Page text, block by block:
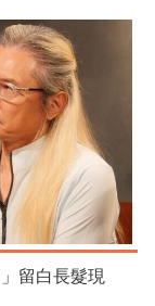
留白長髮現